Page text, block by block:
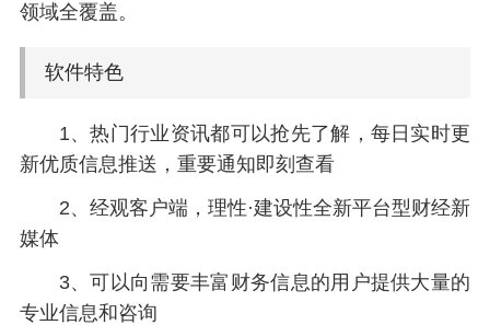
领域全覆盖。
软件特色
1、热门行业资讯都可以抢先了解，每日实时更
新优质信息推送，重要通知即刻查看
2、经观客户端，理性·建设性全新平台型财经新
媒体
3、可以向需要丰富财务信息的用户提供大量的
专业信息和咨询